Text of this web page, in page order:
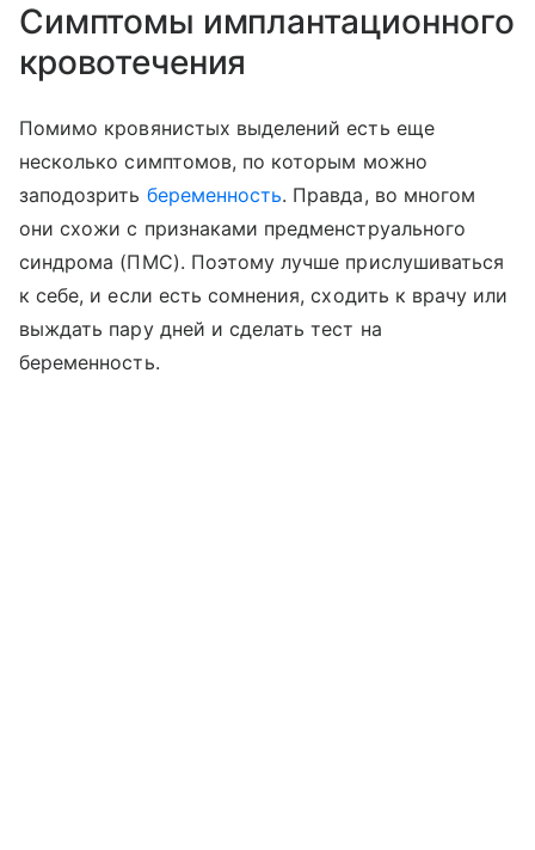
Симптомы имплантационного
кровотечения
Помимо кровянистых выделений есть еще
несколько симптомов, по которым можно
заподозрить беременность. Правда, во многом
они схожи с признаками предменструального
синдрома (ПМС). Поэтому лучше прислушиваться
к себе, и если есть сомнения, сходить к врачу или
выждать пару дней и сделать тест на
беременность.